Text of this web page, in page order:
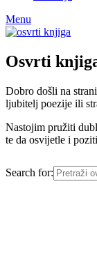
Menu
Osvrti
Dobro došli na
ljubitelj poezije ili
Nastojim pružiti
te da osvijetle i
Search for: